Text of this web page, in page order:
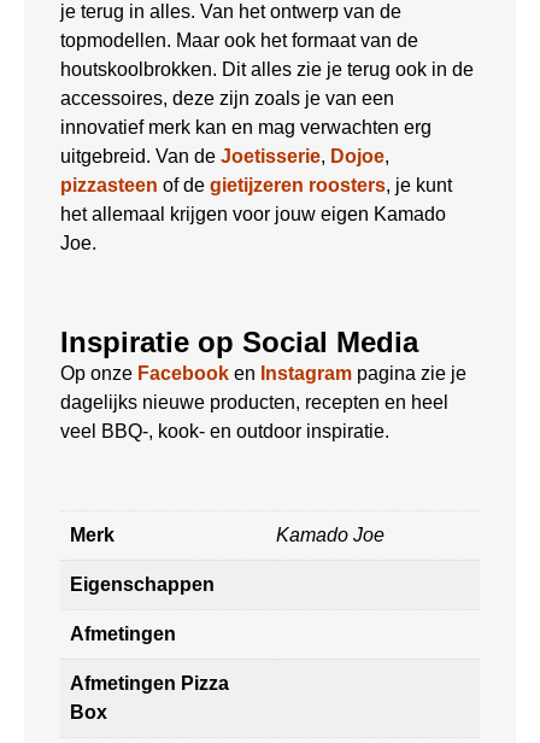
je terug in alles. Van het ontwerp van de
topmodellen. Maar ook het formaat van de
houtskoolbrokken. Dit alles zie je terug ook in de
accessoires, deze zijn zoals je van een
innovatief merk kan en mag verwachten erg
uitgebreid. Van de Joetisserie, Dojoe,
pizzasteen of de gietijzeren roosters, je kunt
het allemaal krijgen voor jouw eigen Kamado
Joe.
Inspiratie op Social Media
Op onze Facebook en Instagram pagina zie je
dagelijks nieuwe producten, recepten en heel
veel BBQ-, kook- en outdoor inspiratie.
Merk Kamado Joe
Eigenschappen
Afmetingen
Afmetingen Pizza
Box